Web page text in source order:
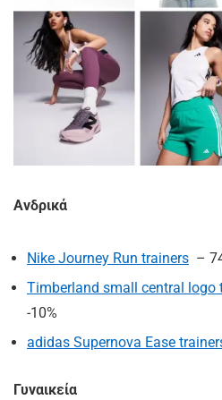
Ανδρικά
Nike Journey Run trainers –
Timberland small central logo
-10%
adidas Supernova Ease
Γυναικεία